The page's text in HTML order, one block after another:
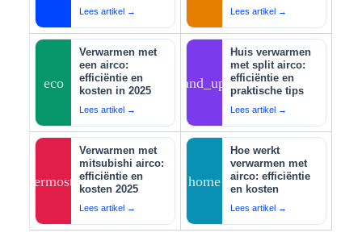
Lees artikel → Lees artikel →
eco
Verwarmen met
een airco:
efficiëntie en
kosten in 2025
Lees artikel →
tips_and_updates
Huis verwarmen
met split airco:
efficiëntie en
praktische tips
Lees artikel →
thermostat
Verwarmen met
mitsubishi airco:
efficiëntie en
kosten 2025
Lees artikel →
home
Hoe werkt
verwarmen met
airco: efficiëntie
en kosten
Lees artikel →